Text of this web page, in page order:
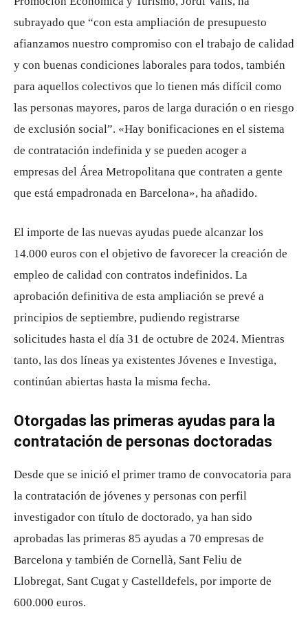
subrayado que “con esta ampliación de presupuesto
afianzamos nuestro compromiso con el trabajo de calidad
y con buenas condiciones laborales para todos, también
para aquellos colectivos que lo tienen más difícil como
las personas mayores, paros de larga duración o en riesgo
de exclusión social”. «Hay bonificaciones en el sistema
de contratación indefinida y se pueden acoger a
empresas del Área Metropolitana que contraten a gente
que está empadronada en Barcelona», ha añadido.
El importe de las nuevas ayudas puede alcanzar los
14.000 euros con el objetivo de favorecer la creación de
empleo de calidad con contratos indefinidos. La
aprobación definitiva de esta ampliación se prevé a
principios de septiembre, pudiendo registrarse
solicitudes hasta el día 31 de octubre de 2024. Mientras
tanto, las dos líneas ya existentes Jóvenes e Investiga,
continúan abiertas hasta la misma fecha.
Otorgadas las primeras ayudas para la
contratación de personas doctoradas
Desde que se inició el primer tramo de convocatoria para
la contratación de jóvenes y personas con perfil
investigador con título de doctorado, ya han sido
aprobadas las primeras 85 ayudas a 70 empresas de
Barcelona y también de Cornellà, Sant Feliu de
Llobregat, Sant Cugat y Castelldefels, por importe de
600.000 euros.